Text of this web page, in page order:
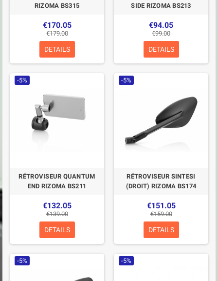
RIZOMA BS315
€170.05
€179.00
DETAILS
SIDE RIZOMA BS213
€94.05
€99.00
DETAILS
-5%
RÉTROVISEUR QUANTUM
END RIZOMA BS211
€132.05
€139.00
DETAILS
-5%
RÉTROVISEUR SINTESI
(DROIT) RIZOMA BS174
€151.05
€159.00
DETAILS
-5% -5%